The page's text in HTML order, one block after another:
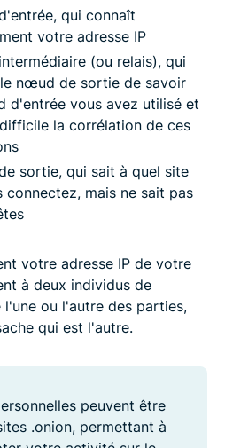
qui connaît
votre adresse IP
(ou relais), qui
nœud de sortie de savoir
d'entrée vous avez utilisé et
la corrélation de ces
sortie, qui sait à quel site
connectez, mais ne sait pas
votre adresse IP de votre
à deux individus de
l'une ou l'autre des parties,
qui est l'autre.
peuvent être
.onion, permettant à